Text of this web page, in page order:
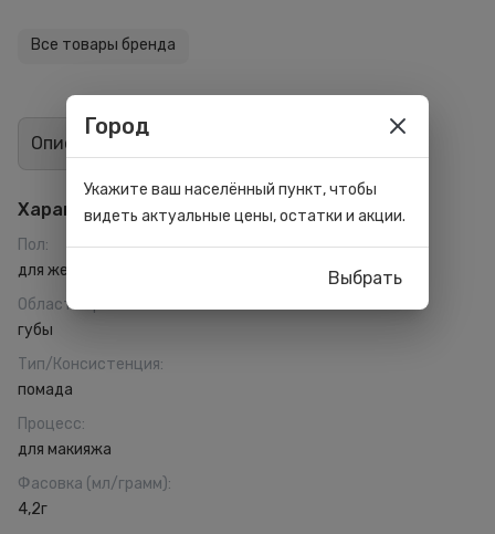
Все товары бренда
Описание Отзывы
Характеристики
Пол:
для женщин
Область применения
губы
Тип/Консистенция:
помада
Процесс:
для макияжа
Фасовка (мл/грамм):
4,2г
Город
Укажите ваш населённый пункт, чтобы
видеть актуальные цены, остатки и акции.
Выбрать